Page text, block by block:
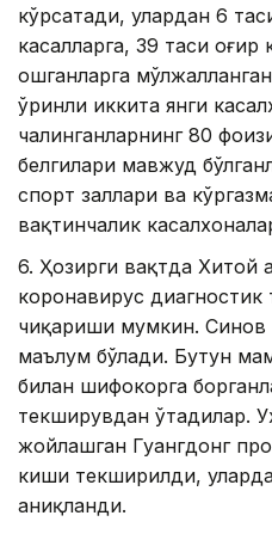
кўрсатади, улардан 6
касалларга, 39 таси
ошганларга
ўринли иккита янги
чалинганларнинг 80
белгилари мавжуд
спорт заллари ва
вақтинчалик
6. Ҳозирги вақтда Хитой
коронавирус
чиқариши мумкин.
маълум бўлади. Бутун
билан шифокорга
текширувдан ўтадилар.
жойлашган Гуангдонг
киши текширилди,
аниқланди.